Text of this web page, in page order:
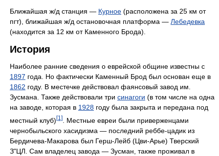
Ближайшая ж/д станция — Курное (расположена за 25 км от
пгт), ближайшая ж/д остановочная платформа — Лебедевка
(находится за 12 км от Каменного Брода).
История
Наиболее ранние сведения о еврейской общине известны с
1897 года. Но фактически Каменный Брод был основан еще в
1862 году. В местечке действовал фаянсовый завод им.
Зусмана. Также действовали три синагоги (в том числе на одна
на заводе, которая в 1928 году была закрыта и передана под
местный клуб)[1]
. Местные евреи были приверженцами
чернобыльского хасидизма — последний реббе-цадик из
Бердичева-Макарова был Герш-Лейб (Цви-Арье) Тверский
З"ЦЛ. Сам владелец завода — Зусман, также проживал в